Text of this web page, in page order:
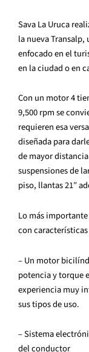
Sava La Uruca
la nueva
enfocado en el
en la ciudad o en
Con un motor 4
9,500 rpm se
requieren esa
diseñada para
de mayor
suspensiones de
piso, llantas 21″
Lo más
con
– Un motor
potencia y torque
experiencia muy
sus tipos de uso.
– Sistema
del conductor